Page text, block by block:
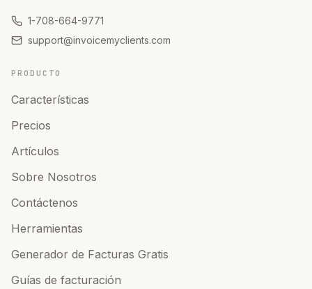
1-708-664-9771
support@invoicemyclients.com
PRODUCTO
Características
Precios
Artículos
Sobre Nosotros
Contáctenos
Herramientas
Generador de Facturas Gratis
Guías de facturación